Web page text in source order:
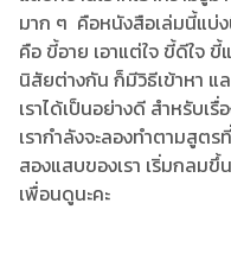
มาก ๆ คือหนังสือเล่มนี้แบ่ง
คือ ขี้อาย เอาแต่ใจ ขี้ดีใจ
นิสัยต่างกัน ก็มีวิธีเข้าหา แ
เราได้เป็นอย่างดี สำหรับเ
เรากำลังจะลองทำตามสูตร
สองแสบของเรา เริ่มกลมขึ้
เพื่อนดูนะคะ